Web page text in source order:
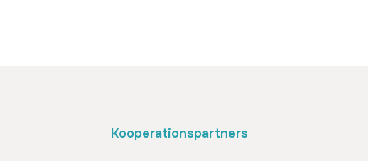
Kooperationspartners